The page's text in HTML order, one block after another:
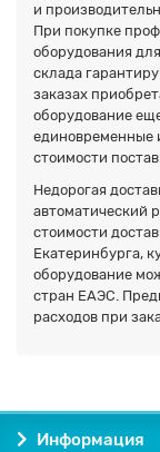
и
При покупке
оборудования
склада
заказах
оборудование
единовременные
стоимости
Недорогая
автоматический
стоимости
Екатеринбурга,
оборудование
стран ЕАЭС.
расходов при
Информация